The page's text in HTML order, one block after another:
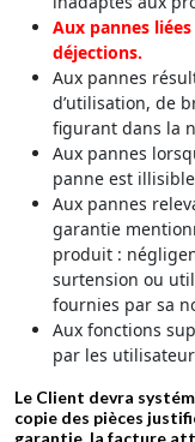
Aux pannes
déjections.
Aux pannes
d’utilisation, de
figurant dans la
Aux pannes
panne est
Aux pannes
garantie
produit :
surtension ou
fournies par sa
Aux fonctions
par les
Le Client devra
copie des pièces
garantie, la facture